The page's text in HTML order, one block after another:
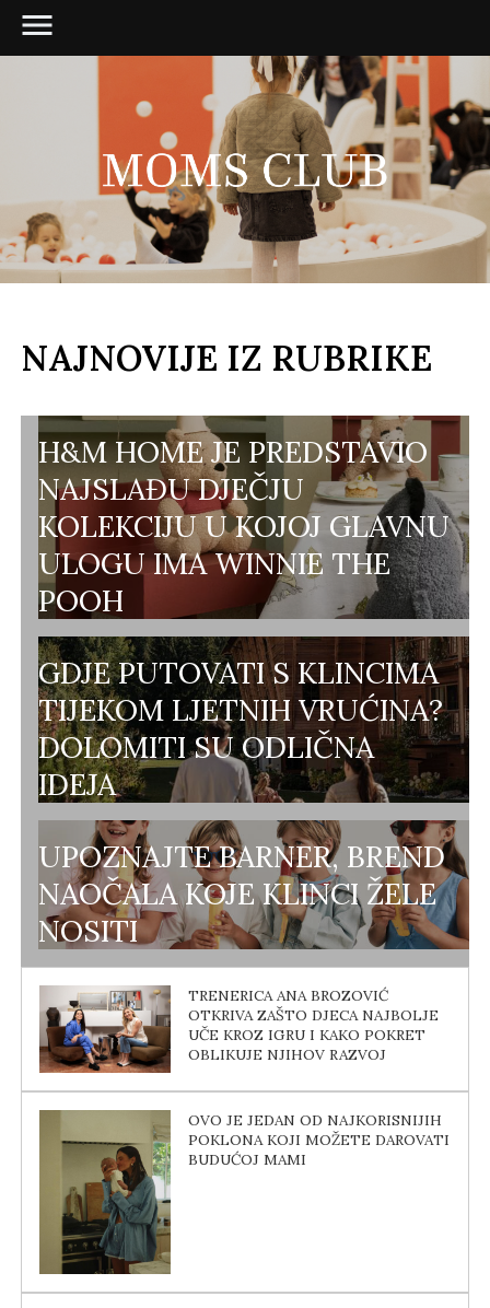
NAJNOVIJE IZ RUBRIKE
H&M HOME JE PREDSTAVIO
NAJSLAĐU DJEČJU
KOLEKCIJU U KOJOJ GLAVNU
ULOGU IMA WINNIE THE
POOH
GDJE PUTOVATI S KLINCIMA
TIJEKOM LJETNIH VRUĆINA?
DOLOMITI SU ODLIČNA
IDEJA
UPOZNAJTE BARNER, BREND
NAOČALA KOJE KLINCI ŽELE
NOSITI
TRENERICA ANA BROZOVIĆ
OTKRIVA ZAŠTO DJECA NAJBOLJE
UČE KROZ IGRU I KAKO POKRET
OBLIKUJE NJIHOV RAZVOJ
OVO JE JEDAN OD NAJKORISNIJIH
POKLONA KOJI MOŽETE DAROVATI
BUDUĆOJ MAMI